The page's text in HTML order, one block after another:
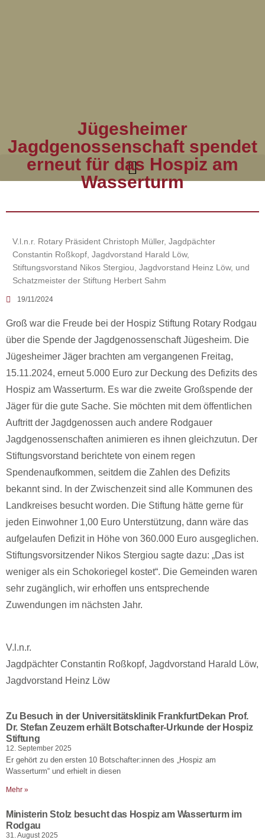
Jügesheimer
Jagdgenossenschaft spendet
erneut für das Hospiz am
Wasserturm
V.l.n.r. Rotary Präsident Christoph Müller, Jagdpächter
Constantin Roßkopf, Jagdvorstand Harald Löw,
Stiftungsvorstand Nikos Stergiou, Jagdvorstand Heinz Löw, und
Schatzmeister der Stiftung Herbert Sahm
19/11/2024
Groß war die Freude bei der Hospiz Stiftung Rotary Rodgau
über die Spende der Jagdgenossenschaft Jügesheim. Die
Jügesheimer Jäger brachten am vergangenen Freitag,
15.11.2024, erneut 5.000 Euro zur Deckung des Defizits des
Hospiz am Wasserturm. Es war die zweite Großspende der
Jäger für die gute Sache. Sie möchten mit dem öffentlichen
Auftritt der Jagdgenossen auch andere Rodgauer
Jagdgenossenschaften animieren es ihnen gleichzutun. Der
Stiftungsvorstand berichtete von einem regen
Spendenaufkommen, seitdem die Zahlen des Defizits
bekannt sind. In der Zwischenzeit sind alle Kommunen des
Landkreises besucht worden. Die Stiftung hätte gerne für
jeden Einwohner 1,00 Euro Unterstützung, dann wäre das
aufgelaufen Defizit in Höhe von 360.000 Euro ausgeglichen.
Stiftungsvorsitzender Nikos Stergiou sagte dazu: „Das ist
weniger als ein Schokoriegel kostet“. Die Gemeinden waren
sehr zugänglich, wir erhoffen uns entsprechende
Zuwendungen im nächsten Jahr.
V.l.n.r.
Jagdpächter Constantin Roßkopf, Jagdvorstand Harald Löw,
Jagdvorstand Heinz Löw
Zu Besuch in der Universitätsklinik FrankfurtDekan Prof.
Dr. Stefan Zeuzem erhält Botschafter-Urkunde der Hospiz
Stiftung
12. September 2025
Er gehört zu den ersten 10 Botschafter:innen des „Hospiz am
Wasserturm“ und erhielt in diesen
Mehr »
Ministerin Stolz besucht das Hospiz am Wasserturm im
Rodgau
31. August 2025